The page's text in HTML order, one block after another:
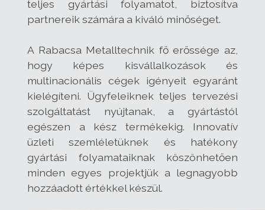
teljes gyártási folyamatot, biztosítva
partnereik számára a kiváló minőséget.
A Rabacsa Metalltechnik fő erőssége az,
hogy képes kisvállalkozások és
multinacionális cégek igényeit egyaránt
kielégíteni. Ügyfeleiknek teljes tervezési
szolgáltatást nyújtanak, a gyártástól
egészen a kész termékekig. Innovatív
üzleti szemléletüknek és hatékony
gyártási folyamataiknak köszönhetően
minden egyes projektjük a legnagyobb
hozzáadott értékkel készül.